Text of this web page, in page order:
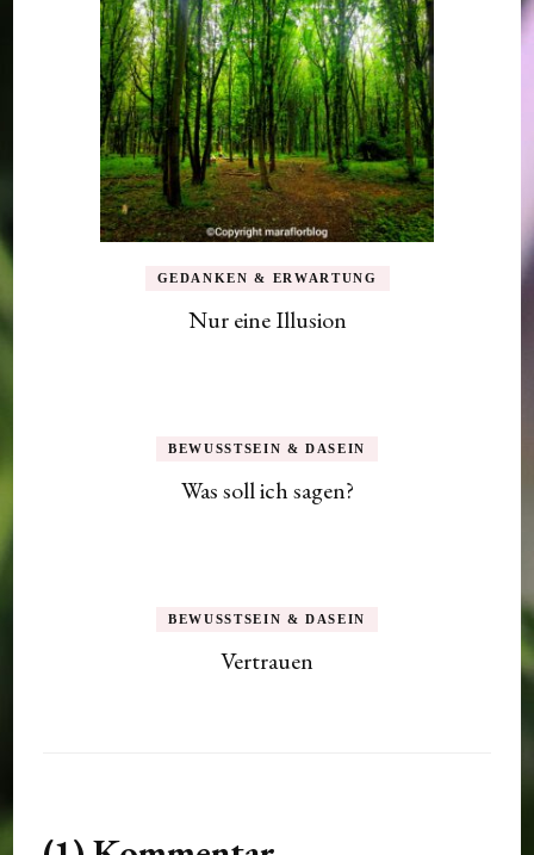
GEDANKEN & ERWARTUNG
Nur eine Illusion
BEWUSSTSEIN & DASEIN
Was soll ich sagen?
BEWUSSTSEIN & DASEIN
Vertrauen